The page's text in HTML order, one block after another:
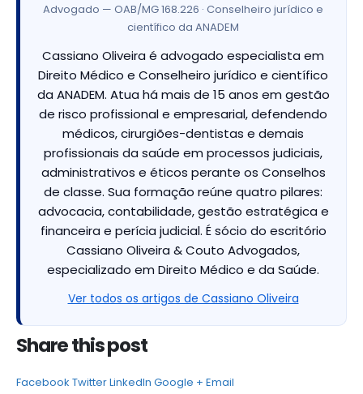
Advogado — OAB/MG 168.226 · Conselheiro jurídico e
científico da ANADEM
Cassiano Oliveira é advogado especialista em
Direito Médico e Conselheiro jurídico e científico
da ANADEM. Atua há mais de 15 anos em gestão
de risco profissional e empresarial, defendendo
médicos, cirurgiões-dentistas e demais
profissionais da saúde em processos judiciais,
administrativos e éticos perante os Conselhos
de classe. Sua formação reúne quatro pilares:
advocacia, contabilidade, gestão estratégica e
financeira e perícia judicial. É sócio do escritório
Cassiano Oliveira & Couto Advogados,
especializado em Direito Médico e da Saúde.
Ver todos os artigos de Cassiano Oliveira
Share this post
Facebook TwitterLinkedIn Google + Email